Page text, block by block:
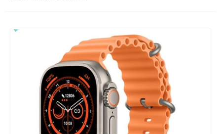
Saltar